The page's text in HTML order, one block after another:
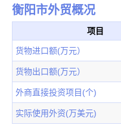
衡阳市外贸概况
项目
货物进口额(万元）
货物出口额(万元）
外商直接投资项目(个)
实际使用外资(万美元)